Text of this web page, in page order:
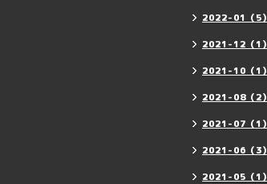
2022-01（5）
2021-12（1）
2021-10（1）
2021-08（2）
2021-07（1）
2021-06（3）
2021-05（1）